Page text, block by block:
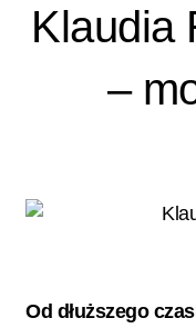
Klaudia
–
Od dłuższego